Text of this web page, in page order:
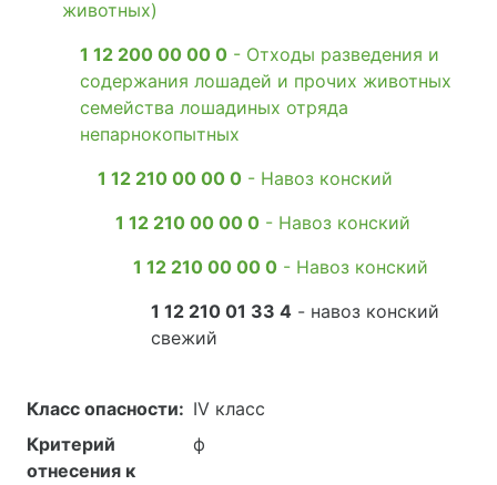
животных)
1 12 200 00 00 0 - Отходы разведения и
содержания лошадей и прочих животных
семейства лошадиных отряда
непарнокопытных
1 12 210 00 00 0 - Навоз конский
1 12 210 00 00 0 - Навоз конский
1 12 210 00 00 0 - Навоз конский
1 12 210 01 33 4 - навоз конский
свежий
Класс опасности: IV класс
Критерий
отнесения к
ф